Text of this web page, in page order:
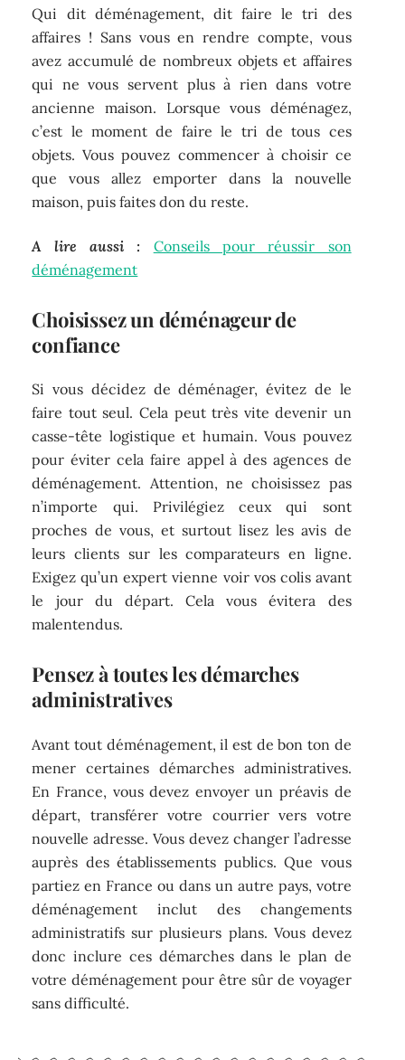
Qui dit déménagement, dit faire le tri des
affaires ! Sans vous en rendre compte, vous
avez accumulé de nombreux objets et affaires
qui ne vous servent plus à rien dans votre
ancienne maison. Lorsque vous déménagez,
c’est le moment de faire le tri de tous ces
objets. Vous pouvez commencer à choisir ce
que vous allez emporter dans la nouvelle
maison, puis faites don du reste.
A lire aussi :
Conseils pour réussir son
déménagement
Choisissez un déménageur de
confiance
Si vous décidez de déménager, évitez de le
faire tout seul. Cela peut très vite devenir un
casse-tête logistique et humain. Vous pouvez
pour éviter cela faire appel à des agences de
déménagement. Attention, ne choisissez pas
n’importe qui. Privilégiez ceux qui sont
proches de vous, et surtout lisez les avis de
leurs clients sur les comparateurs en ligne.
Exigez qu’un expert vienne voir vos colis avant
le jour du départ. Cela vous évitera des
malentendus.
Pensez à toutes les démarches
administratives
Avant tout déménagement, il est de bon ton de
mener certaines démarches administratives.
En France, vous devez envoyer un préavis de
départ, transférer votre courrier vers votre
nouvelle adresse. Vous devez changer l’adresse
auprès des établissements publics. Que vous
partiez en France ou dans un autre pays, votre
déménagement inclut des changements
administratifs sur plusieurs plans. Vous devez
donc inclure ces démarches dans le plan de
votre déménagement pour être sûr de voyager
sans difficulté.